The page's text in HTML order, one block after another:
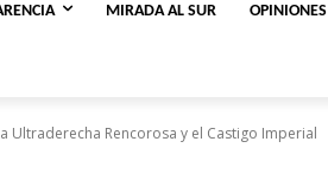
MIRADA AL SUR OPINIONES
Ultraderecha Rencorosa y el Castigo Imperial